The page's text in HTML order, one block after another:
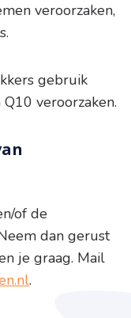
veroorzaken,
gebruik
veroorzaken.
of de
dan gerust
je graag. Mail
.